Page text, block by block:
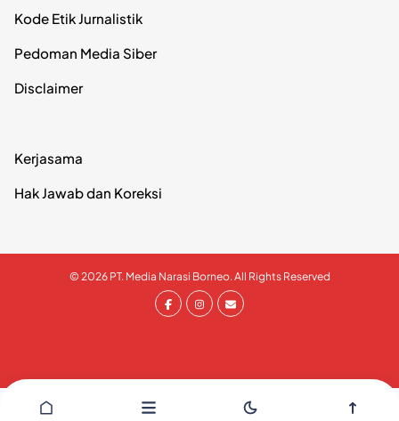
Kode Etik Jurnalistik
Pedoman Media Siber
Disclaimer
Kerjasama
Hak Jawab dan Koreksi
© 2026 PT. Media Narasi Borneo. All Rights Reserved
// Tells WordPress to load the WordPress theme and inpput